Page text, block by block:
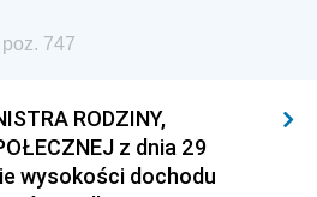
747
RODZINY,
z dnia 29
wysokości dochodu